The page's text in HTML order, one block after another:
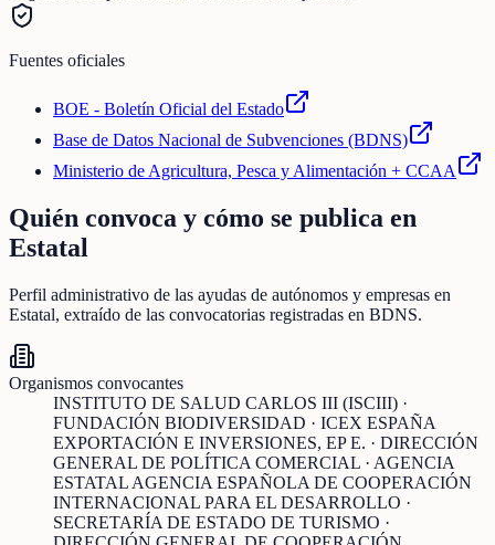
Fuentes oficiales
BOE - Boletín Oficial del Estado
Base de Datos Nacional de Subvenciones (BDNS)
Ministerio de Agricultura, Pesca y Alimentación + CCAA
Quién convoca y cómo se publica en
Estatal
Perfil administrativo de las ayudas de autónomos y empresas en
Estatal, extraído de las convocatorias registradas en BDNS.
Organismos convocantes
INSTITUTO DE SALUD CARLOS III (ISCIII) ·
FUNDACIÓN BIODIVERSIDAD · ICEX ESPAÑA
EXPORTACIÓN E INVERSIONES, EP E. · DIRECCIÓN
GENERAL DE POLÍTICA COMERCIAL · AGENCIA
ESTATAL AGENCIA ESPAÑOLA DE COOPERACIÓN
INTERNACIONAL PARA EL DESARROLLO ·
SECRETARÍA DE ESTADO DE TURISMO ·